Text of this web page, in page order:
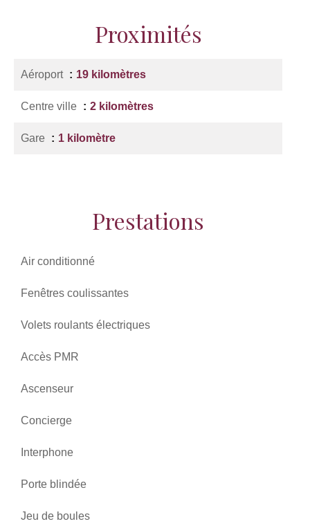
Proximités
Aéroport 19 kilomètres
Centre ville 2 kilomètres
Gare 1 kilomètre
Prestations
Air conditionné
Fenêtres coulissantes
Volets roulants électriques
Accès PMR
Ascenseur
Concierge
Interphone
Porte blindée
Jeu de boules